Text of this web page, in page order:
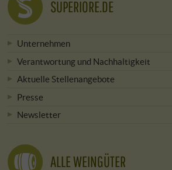
SUPERIORE.DE
Unternehmen
Verantwortung und Nachhaltigkeit
Aktuelle Stellenangebote
Presse
Newsletter
ALLE WEINGÜTER